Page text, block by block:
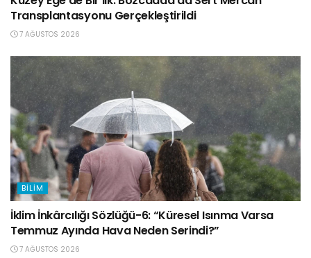
Transplantasyonu Gerçekleştirildi
7 AĞUSTOS 2026
BILIM
İklim İnkârcılığı Sözlüğü-6: “Küresel Isınma Varsa
Temmuz Ayında Hava Neden Serindi?”
7 AĞUSTOS 2026